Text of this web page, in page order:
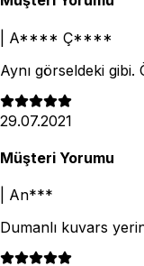
A**** Ç****
Aynı görseldeki gibi.
29.07.2021
Müşteri Yorumu
An***
Dumanlı kuvars